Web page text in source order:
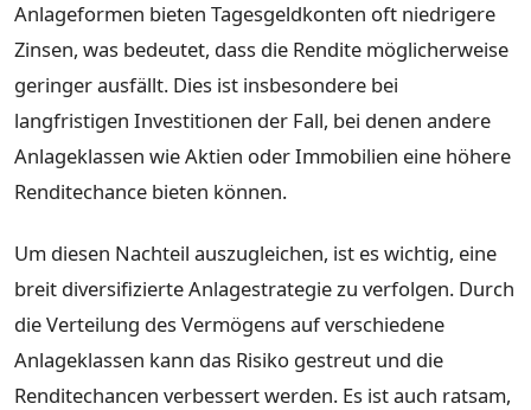
Anlageformen bieten Tagesgeldkonten oft niedrigere
Zinsen, was bedeutet, dass die Rendite möglicherweise
geringer ausfällt. Dies ist insbesondere bei
langfristigen Investitionen der Fall, bei denen andere
Anlageklassen wie Aktien oder Immobilien eine höhere
Renditechance bieten können.
Um diesen Nachteil auszugleichen, ist es wichtig, eine
breit diversifizierte Anlagestrategie zu verfolgen. Durch
die Verteilung des Vermögens auf verschiedene
Anlageklassen kann das Risiko gestreut und die
Renditechancen verbessert werden. Es ist auch ratsam,